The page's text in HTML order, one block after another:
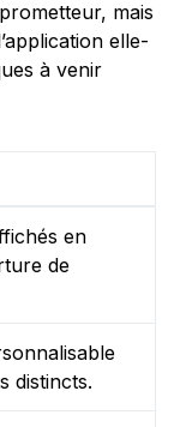
mais
elle-
à venir
en
de
distincts.